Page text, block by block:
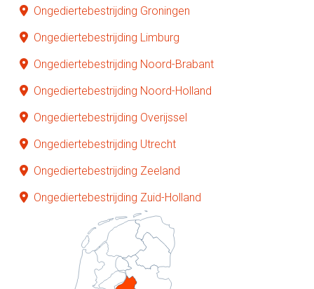
Ongediertebestrijding Groningen
Ongediertebestrijding Limburg
Ongediertebestrijding Noord-Brabant
Ongediertebestrijding Noord-Holland
Ongediertebestrijding Overijssel
Ongediertebestrijding Utrecht
Ongediertebestrijding Zeeland
Ongediertebestrijding Zuid-Holland